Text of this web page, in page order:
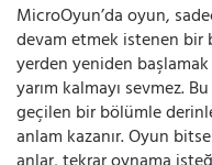
MicroOyun’da oyun,
devam etmek istenen bir
yerden yeniden
yarım kalmayı sevmez.
geçilen bir bölümle
anlam kazanır. Oyun